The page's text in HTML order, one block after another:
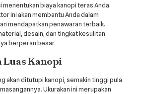
biaya kanopi teras Anda.
ini akan membantu Anda dalam
mendapatkan penawaran terbaik.
desain, dan tingkat kesulitan
berperan besar.
Luas Kanopi
akan ditutupi kanopi, semakin tinggi pula
Ukurakan ini merupakan